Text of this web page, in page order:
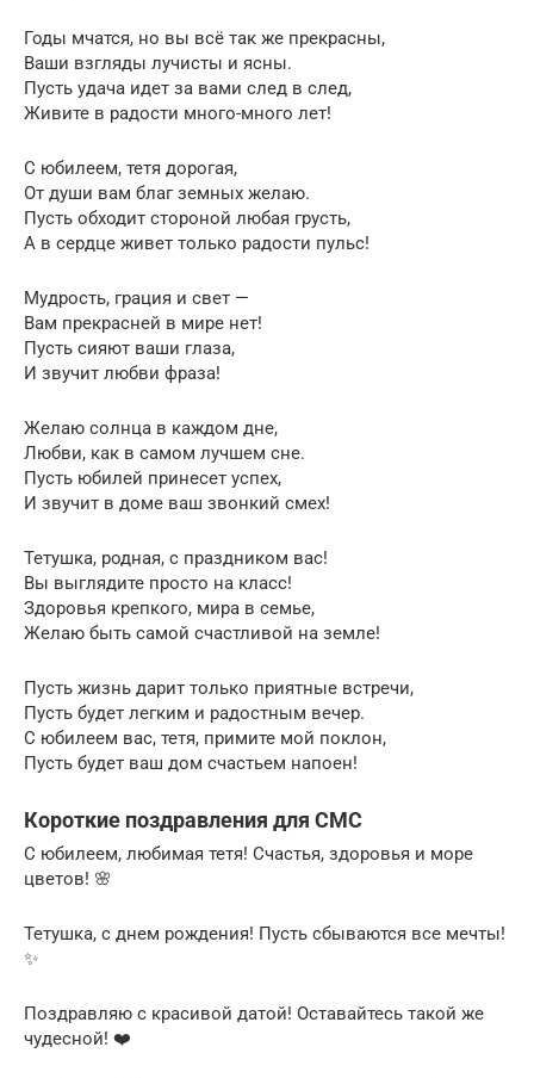
Годы мчатся, но вы всё так же прекрасны,
Ваши взгляды лучисты и ясны.
Пусть удача идет за вами след в след,
Живите в радости много-много лет!
С юбилеем, тетя дорогая,
От души вам благ земных желаю.
Пусть обходит стороной любая грусть,
А в сердце живет только радости пульс!
Мудрость, грация и свет —
Вам прекрасней в мире нет!
Пусть сияют ваши глаза,
И звучит любви фраза!
Желаю солнца в каждом дне,
Любви, как в самом лучшем сне.
Пусть юбилей принесет успех,
И звучит в доме ваш звонкий смех!
Тетушка, родная, с праздником вас!
Вы выглядите просто на класс!
Здоровья крепкого, мира в семье,
Желаю быть самой счастливой на земле!
Пусть жизнь дарит только приятные встречи,
Пусть будет легким и радостным вечер.
С юбилеем вас, тетя, примите мой поклон,
Пусть будет ваш дом счастьем напоен!
Короткие поздравления для СМС
С юбилеем, любимая тетя! Счастья, здоровья и море
цветов! 🌸
Тетушка, с днем рождения! Пусть сбываются все мечты!
✨
Поздравляю с красивой датой! Оставайтесь такой же
чудесной! ❤️